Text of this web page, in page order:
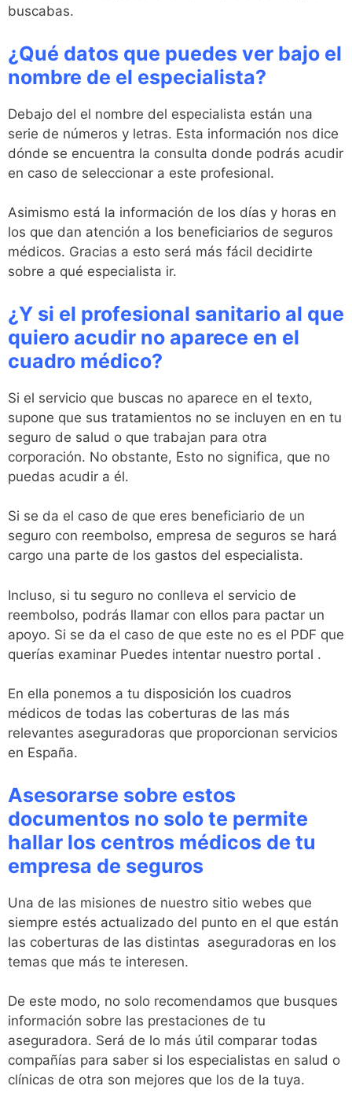
buscabas.
¿Qué datos que puedes ver bajo el
nombre de el especialista?
Debajo del el nombre del especialista están una
serie de números y letras. Esta información nos dice
dónde se encuentra la consulta donde podrás acudir
en caso de seleccionar a este profesional.
Asimismo está la información de los días y horas en
los que dan atención a los beneficiarios de seguros
médicos. Gracias a esto será más fácil decidirte
sobre a qué especialista ir.
¿Y si el profesional sanitario al que
quiero acudir no aparece en el
cuadro médico?
Si el servicio que buscas no aparece en el texto,
supone que sus tratamientos no se incluyen en en tu
seguro de salud o que trabajan para otra
corporación. No obstante, Esto no significa, que no
puedas acudir a él.
Si se da el caso de que eres beneficiario de un
seguro con reembolso, empresa de seguros se hará
cargo una parte de los gastos del especialista.
Incluso, si tu seguro no conlleva el servicio de
reembolso, podrás llamar con ellos para pactar un
apoyo. Si se da el caso de que este no es el PDF que
querías examinar Puedes intentar nuestro portal .
En ella ponemos a tu disposición los cuadros
médicos de todas las coberturas de las más
relevantes aseguradoras que proporcionan servicios
en España.
Asesorarse sobre estos
documentos no solo te permite
hallar los centros médicos de tu
empresa de seguros
Una de las misiones de nuestro sitio webes que
siempre estés actualizado del punto en el que están
las coberturas de las distintas aseguradoras en los
temas que más te interesen.
De este modo, no solo recomendamos que busques
información sobre las prestaciones de tu
aseguradora. Será de lo más útil comparar todas
compañías para saber si los especialistas en salud o
clínicas de otra son mejores que los de la tuya.